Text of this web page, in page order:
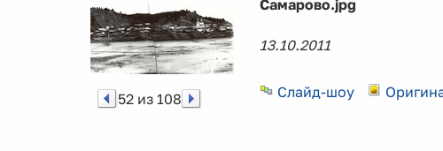
52 из 108
Самарово.jpg
13.10.2011
Слайд-шоу